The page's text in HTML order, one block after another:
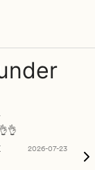
2026-07-23